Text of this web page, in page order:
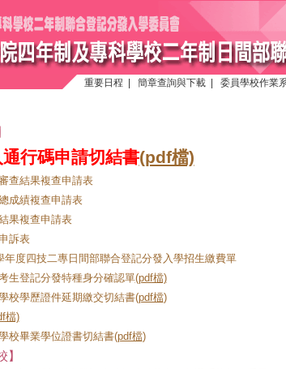
重要日程 簡章查詢與下載 委員學校作業
行碼申請切結書(pdf檔)
查結果複查申請表
成績複查申請表
果複查申請表
訴表
年度四技二專日間部聯合登記分發入學招生繳費單
生登記分發特種身分確認單(pdf檔)
校學歷證件延期繳交切結書(pdf檔)
檔)
校畢業學位證書切結書(pdf檔)
】